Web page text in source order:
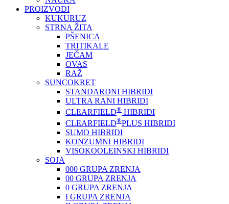
PROIZVODI
KUKURUZ
STRNA ŽITA
PŠENICA
TRITIKALE
JEČAM
OVAS
RAŽ
SUNCOKRET
STANDARDNI HIBRIDI
ULTRA RANI HIBRIDI
CLEARFIELD® HIBRIDI
CLEARFIELD®PLUS HIBRIDI
SUMO HIBRIDI
KONZUMNI HIBRIDI
VISOKOOLEINSKI HIBRIDI
SOJA
000 GRUPA ZRENJA
00 GRUPA ZRENJA
0 GRUPA ZRENJA
I GRUPA ZRENJA